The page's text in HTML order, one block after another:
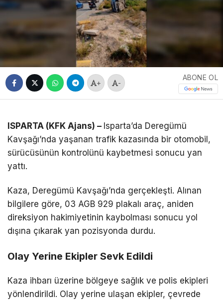
+ -
ABONE OL
ISPARTA (KFK Ajans) – Isparta’da Deregümü
Kavşağı’nda yaşanan trafik kazasında bir otomobil,
sürücüsünün kontrolünü kaybetmesi sonucu yan
yattı.
Kaza, Deregümü Kavşağı’nda gerçekleşti. Alınan
bilgilere göre, 03 AGB 929 plakalı araç, aniden
direksiyon hakimiyetinin kaybolması sonucu yol
dışına çıkarak yan pozisyonda durdu.
Olay Yerine Ekipler Sevk Edildi
Kaza ihbarı üzerine bölgeye sağlık ve polis ekipleri
yönlendirildi. Olay yerine ulaşan ekipler, çevrede